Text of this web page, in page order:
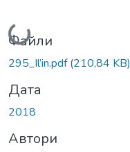
Вантажиться...
Файли
295_Il’in.pdf(210,84 KB)
Дата
2018
Автори